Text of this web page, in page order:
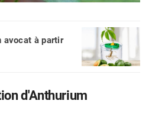
avocat à partir
d'Anthurium